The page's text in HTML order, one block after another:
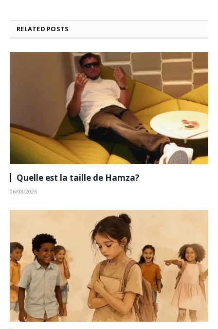
RELATED POSTS
Quelle est la taille de Hamza?
06/08/2026